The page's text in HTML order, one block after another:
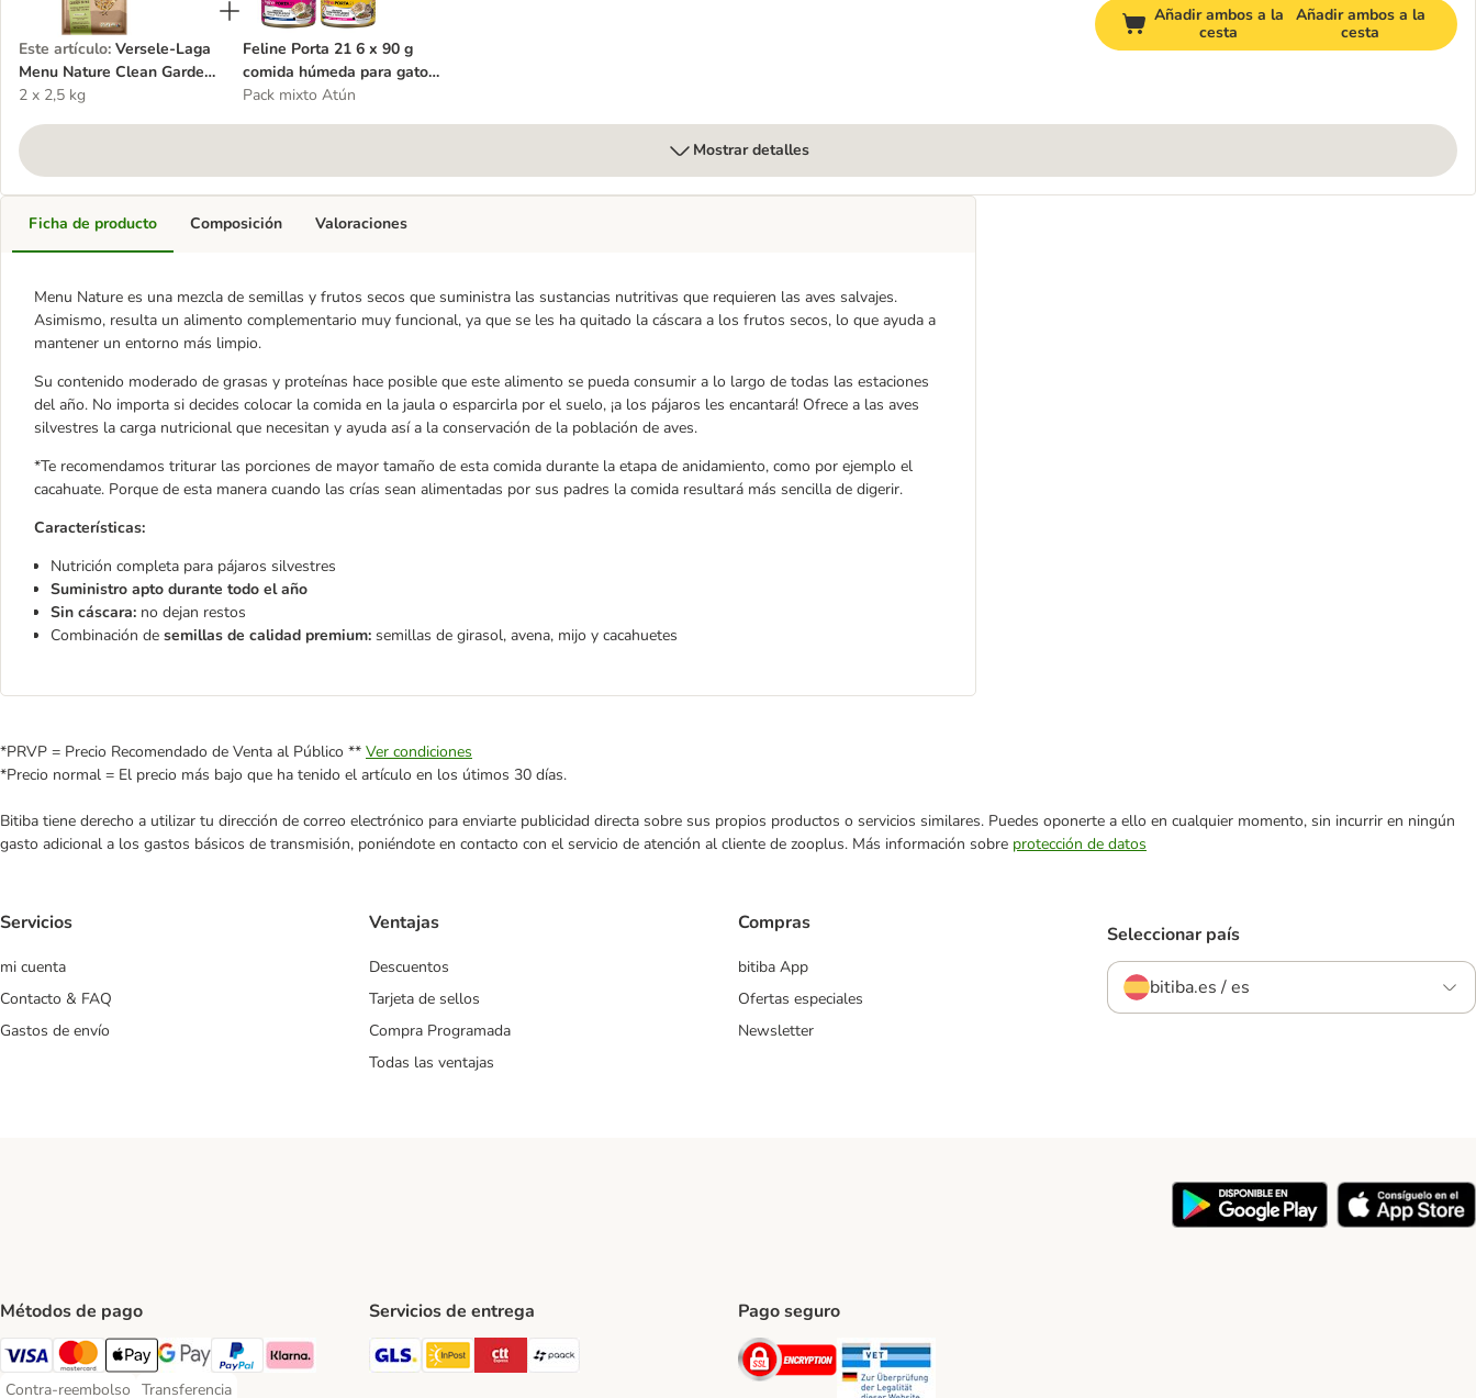
Este artículo: Versele-Laga
Menu Nature Clean Garden
para aves silvestres
2 x 2,5 kg
Feline Porta 21 6 x 90 g
comida húmeda para gatos
- Pack de prueba
Pack mixto Atún
Añadir ambos a la
cesta
Añadir ambos a la
cesta
Mostrar detalles
Ficha de producto
Menu Nature es una mezcla de semillas y frutos secos que suministra las sustancias nutritivas que requieren las aves salvajes.
Asimismo, resulta un alimento complementario muy funcional, ya que se les ha quitado la cáscara a los frutos secos, lo que ayuda a
mantener un entorno más limpio.
Su contenido moderado de grasas y proteínas hace posible que este alimento se pueda consumir a lo largo de todas las estaciones
del año. No importa si decides colocar la comida en la jaula o esparcirla por el suelo, ¡a los pájaros les encantará! Ofrece a las aves
silvestres la carga nutricional que necesitan y ayuda así a la conservación de la población de aves.
*Te recomendamos triturar las porciones de mayor tamaño de esta comida durante la etapa de anidamiento, como por ejemplo el
cacahuate. Porque de esta manera cuando las crías sean alimentadas por sus padres la comida resultará más sencilla de digerir.
Características:
Nutrición completa para pájaros silvestres
Suministro apto durante todo el año
Sin cáscara: no dejan restos
Combinación de semillas de calidad premium: semillas de girasol, avena, mijo y cacahuetes
Composición Valoraciones
*PRVP = Precio Recomendado de Venta al Público ** Ver condiciones
*Precio normal = El precio más bajo que ha tenido el artículo en los útimos 30 días.
Bitiba tiene derecho a utilizar tu dirección de correo electrónico para enviarte publicidad directa sobre sus propios productos o servicios similares. Puedes oponerte a ello en cualquier momento, sin incurrir en ningún
gasto adicional a los gastos básicos de transmisión, poniéndote en contacto con el servicio de atención al cliente de zooplus. Más información sobre protección de datos
Servicios
mi cuenta
Contacto & FAQ
Gastos de envío
Ventajas
Descuentos
Tarjeta de sellos
Compra Programada
Todas las ventajas
Compras
bitiba App
Ofertas especiales
Newsletter
Seleccionar país
bitiba.es / es
Métodos de pago
Visa Payment Method
Mastercard Payment Method
Apple Pay Payment Method
Google Pay Payment Method
PayPal Payment Method
Klarna Payment Method
Contra-reembolso Transferencia
Servicios de entrega
GLS Shipping Method
InPost Shipping Method
CTTExpress Shipping Method
paack Shipping Method
Pago seguro
Security